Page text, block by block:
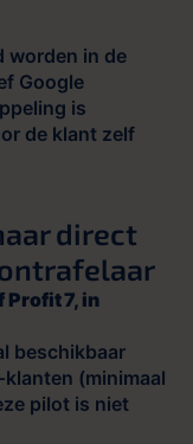
worden in de
Google
is
de klant zelf
direct
7, in
beschikbaar
(minimaal
pilot is niet